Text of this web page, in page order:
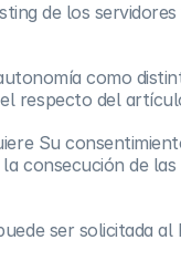
de los servidores
como
respecto del
Su
consecución de
ser solicitada al